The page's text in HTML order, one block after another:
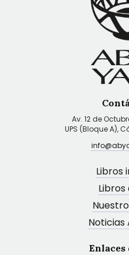
Av. 12 de
UPS (Bloque A),
Libros
Libros
Noticias
Enlaces